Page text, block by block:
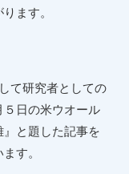
ます。
て研究者としての
日の米ウオール
と題した記事を
す。